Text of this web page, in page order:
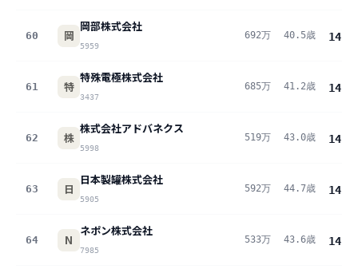
60 岡
岡部株式会社
5959
692万 40.5歳 14.7
61 特
特殊電極株式会社
3437
685万 41.2歳 14.7
62 株
株式会社アドバネクス
5998
519万 43.0歳 14.5
63 日
日本製罐株式会社
5905
592万 44.7歳 14.5
64 N
ネポン株式会社
7985
533万 43.6歳 14.3